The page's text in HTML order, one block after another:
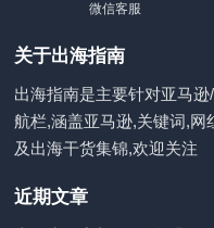
微信客服
关于出海指南
出海指南是主要针对亚马
航栏,涵盖亚马逊,关键词,网
及出海干货集锦,欢迎关注
近期文章